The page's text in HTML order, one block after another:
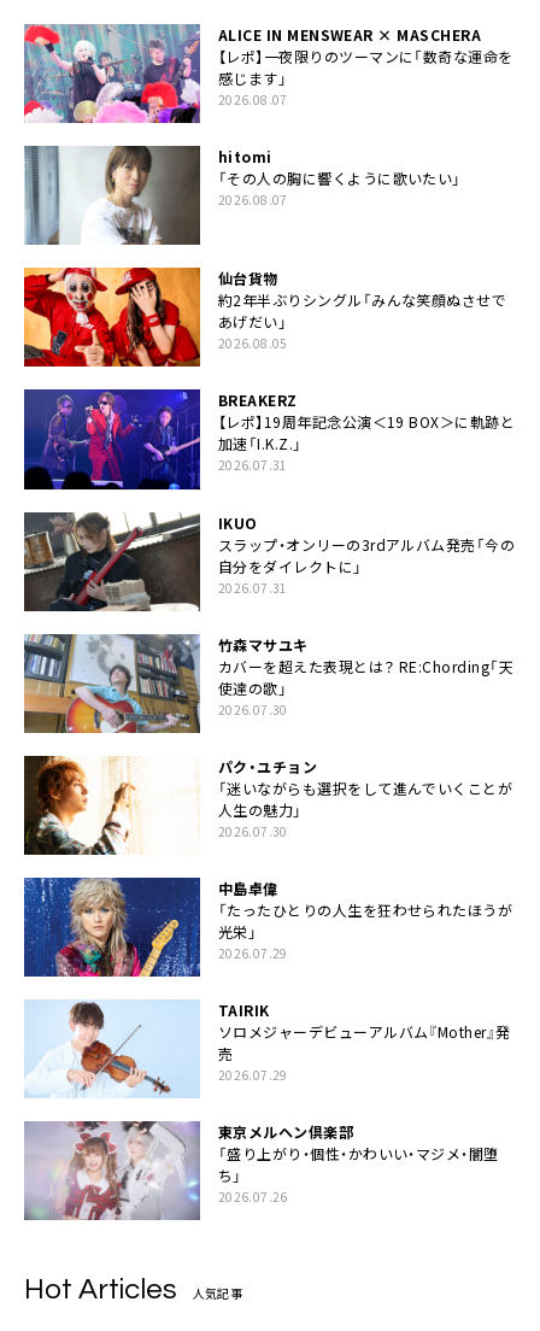
ALICE IN MENSWEAR × MASCHERA
【レポ】一夜限りのツーマンに「数奇な運命を
感じます」
2026.08.07
hitomi
「その人の胸に響くように歌いたい」
2026.08.07
仙台貨物
約2年半ぶりシングル「みんな笑顔ぬさせで
あげだい」
2026.08.05
BREAKERZ
【レポ】19周年記念公演＜19 BOX＞に軌跡と
加速「I.K.Z.」
2026.07.31
IKUO
スラップ・オンリーの3rdアルバム発売「今の
自分をダイレクトに」
2026.07.31
竹森マサユキ
カバーを超えた表現とは？ RE:Chording「天
使達の歌」
2026.07.30
パク・ユチョン
「迷いながらも選択をして進んでいくことが
人生の魅力」
2026.07.30
中島卓偉
「たったひとりの人生を狂わせられたほうが
光栄」
2026.07.29
TAIRIK
ソロメジャーデビューアルバム『Mother』発
売
2026.07.29
東京メルヘン倶楽部
「盛り上がり・個性・かわいい・マジメ・闇堕
ち」
2026.07.26
Hot Articles 人気記事